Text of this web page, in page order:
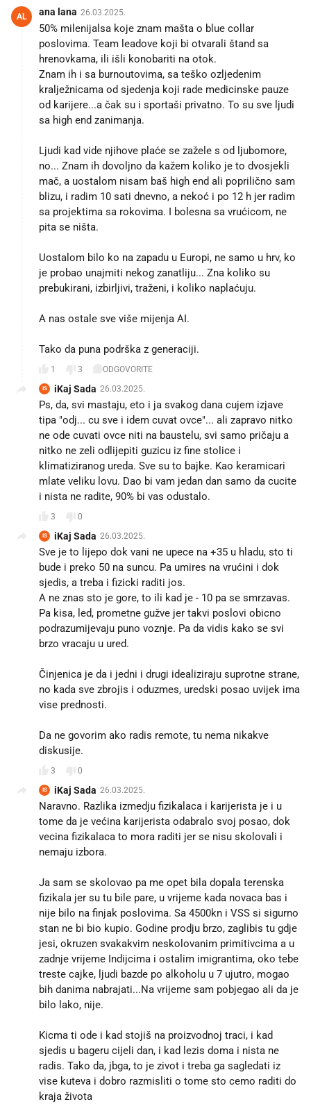
AL ana lana 26.03.2025.
50% milenijalsa koje znam mašta o blue collar
poslovima. Team leadove koji bi otvarali štand sa
hrenovkama, ili išli konobariti na otok.
Znam ih i sa burnoutovima, sa teško ozljedenim
kralježnicama od sjedenja koji rade medicinske pauze
od karijere...a čak su i sportaši privatno. To su sve ljudi
sa high end zanimanja.
Ljudi kad vide njihove plaće se zažele s od ljubomore,
no... Znam ih dovoljno da kažem koliko je to dvosjekli
mač, a uostalom nisam baš high end ali poprilično sam
blizu, i radim 10 sati dnevno, a nekoć i po 12 h jer radim
sa projektima sa rokovima. I bolesna sa vrućicom, ne
pita se ništa.
Uostalom bilo ko na zapadu u Europi, ne samo u hrv, ko
je probao unajmiti nekog zanatliju... Zna koliko su
prebukirani, izbirljivi, traženi, i koliko naplaćuju.
A nas ostale sve više mijenja AI.
Tako da puna podrška z generaciji.
1 3 ODGOVORITE
IS iKaj Sada 26.03.2025.
Ps, da, svi mastaju, eto i ja svakog dana cujem izjave
tipa "odj... cu sve i idem cuvat ovce"... ali zapravo nitko
ne ode cuvati ovce niti na baustelu, svi samo pričaju a
nitko ne zeli odlijepiti guzicu iz fine stolice i
klimatiziranog ureda. Sve su to bajke. Kao keramicari
mlate veliku lovu. Dao bi vam jedan dan samo da cucite
i nista ne radite, 90% bi vas odustalo.
3 0
IS iKaj Sada 26.03.2025.
Sve je to lijepo dok vani ne upece na +35 u hladu, sto ti
bude i preko 50 na suncu. Pa umires na vrućini i dok
sjedis, a treba i fizicki raditi jos.
A ne znas sto je gore, to ili kad je - 10 pa se smrzavas.
Pa kisa, led, prometne gužve jer takvi poslovi obicno
podrazumijevaju puno voznje. Pa da vidis kako se svi
brzo vracaju u ured.
Činjenica je da i jedni i drugi idealiziraju suprotne strane,
no kada sve zbrojis i oduzmes, uredski posao uvijek ima
vise prednosti.
Da ne govorim ako radis remote, tu nema nikakve
diskusije.
3 0
IS iKaj Sada 26.03.2025.
Naravno. Razlika izmedju fizikalaca i karijerista je i u
tome da je većina karijerista odabralo svoj posao, dok
vecina fizikalaca to mora raditi jer se nisu skolovali i
nemaju izbora.
Ja sam se skolovao pa me opet bila dopala terenska
fizikala jer su tu bile pare, u vrijeme kada novaca bas i
nije bilo na finjak poslovima. Sa 4500kn i VSS si sigurno
stan ne bi bio kupio. Godine prodju brzo, zaglibis tu gdje
jesi, okruzen svakakvim neskolovanim primitivcima a u
zadnje vrijeme Indijcima i ostalim imigrantima, oko tebe
treste cajke, ljudi bazde po alkoholu u 7 ujutro, mogao
bih danima nabrajati...Na vrijeme sam pobjegao ali da je
bilo lako, nije.
Kicma ti ode i kad stojiš na proizvodnoj traci, i kad
sjedis u bageru cijeli dan, i kad lezis doma i nista ne
radis. Tako da, jbga, to je zivot i treba ga sagledati iz
vise kuteva i dobro razmisliti o tome sto cemo raditi do
kraja života